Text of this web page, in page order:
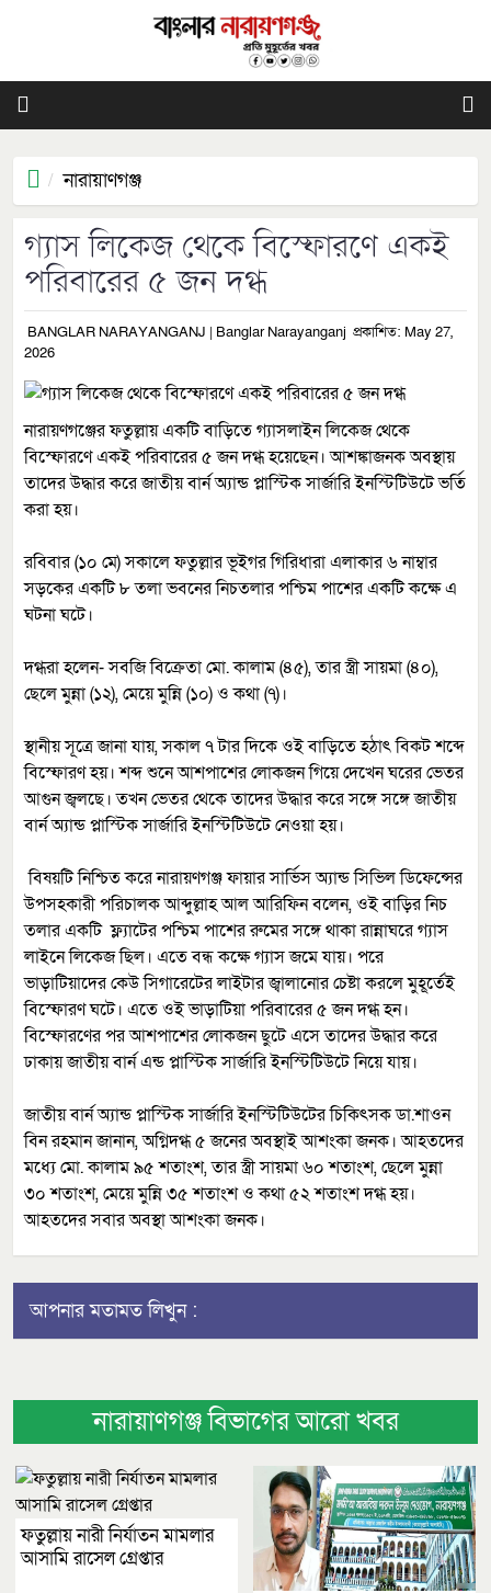
নারায়াণগঞ্জ
গ্যাস লিকেজ থেকে বিস্ফোরণে একই
পরিবারের ৫ জন দগ্ধ
BANGLAR NARAYANGANJ | Banglar Narayanganj প্রকাশিত: May 27,
2026
নারায়ণগঞ্জের ফতুল্লায় একটি বাড়িতে গ্যাসলাইন লিকেজ থেকে
বিস্ফোরণে একই পরিবারের ৫ জন দগ্ধ হয়েছেন। আশঙ্কাজনক অবস্থায়
তাদের উদ্ধার করে জাতীয় বার্ন অ্যান্ড প্লাস্টিক সার্জারি ইনস্টিটিউটে ভর্তি
করা হয়।
রবিবার (১০ মে) সকালে ফতুল্লার ভূইগর গিরিধারা এলাকার ৬ নাম্বার
সড়কের একটি ৮ তলা ভবনের নিচতলার পশ্চিম পাশের একটি কক্ষে এ
ঘটনা ঘটে।
দগ্ধরা হলেন- সবজি বিক্রেতা মো. কালাম (৪৫), তার স্ত্রী সায়মা (৪০),
ছেলে মুন্না (১২), মেয়ে মুন্নি (১০) ও কথা (৭)।
স্থানীয় সূত্রে জানা যায়, সকাল ৭ টার দিকে ওই বাড়িতে হঠাৎ বিকট শব্দে
বিস্ফোরণ হয়। শব্দ শুনে আশপাশের লোকজন গিয়ে দেখেন ঘরের ভেতর
আগুন জ্বলছে। তখন ভেতর থেকে তাদের উদ্ধার করে সঙ্গে সঙ্গে জাতীয়
বার্ন অ্যান্ড প্লাস্টিক সার্জারি ইনস্টিটিউটে নেওয়া হয়।
বিষয়টি নিশ্চিত করে নারায়ণগঞ্জ ফায়ার সার্ভিস অ্যান্ড সিভিল ডিফেন্সের
উপসহকারী পরিচালক আব্দুল্লাহ আল আরিফিন বলেন, ওই বাড়ির নিচ
তলার একটি ফ্ল্যাটের পশ্চিম পাশের রুমের সঙ্গে থাকা রান্নাঘরে গ্যাস
লাইনে লিকেজ ছিল। এতে বন্ধ কক্ষে গ্যাস জমে যায়। পরে
ভাড়াটিয়াদের কেউ সিগারেটের লাইটার জ্বালানোর চেষ্টা করলে মুহূর্তেই
বিস্ফোরণ ঘটে। এতে ওই ভাড়াটিয়া পরিবারের ৫ জন দগ্ধ হন।
বিস্ফোরণের পর আশপাশের লোকজন ছুটে এসে তাদের উদ্ধার করে
ঢাকায় জাতীয় বার্ন এন্ড প্লাস্টিক সার্জারি ইনস্টিটিউটে নিয়ে যায়।
জাতীয় বার্ন অ্যান্ড প্লাস্টিক সার্জারি ইনস্টিটিউটের চিকিৎসক ডা.শাওন
বিন রহমান জানান, অগ্নিদগ্ধ ৫ জনের অবস্থাই আশংকা জনক। আহতদের
মধ্যে মো. কালাম ৯৫ শতাংশ, তার স্ত্রী সায়মা ৬০ শতাংশ, ছেলে মুন্না
৩০ শতাংশ, মেয়ে মুন্নি ৩৫ শতাংশ ও কথা ৫২ শতাংশ দগ্ধ হয়।
আহতদের সবার অবস্থা আশংকা জনক।
আপনার মতামত লিখুন :
নারায়াণগঞ্জ বিভাগের আরো খবর
ফতুল্লায় নারী নির্যাতন মামলার
আসামি রাসেল গ্রেপ্তার